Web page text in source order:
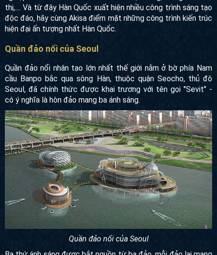
hoá, công nghiệp hoá và sửa chữa các cơ sở hạn tầng,
trung tâm đô thị,.... Và từ đây Hàn Quốc xuất hiện nhiều
công trình sáng tạo độc đáo, hãy cùng Akisa điểm mặt
Quốc.
Quần đảo nổi của Seoul
Quần đảo nổi nhân tạo lớn nhất thế giới nằm ở bờ phía
Nam cầu Banpo bắc qua sông Hàn, thuộc quận Seocho, thủ
đô Seoul, đã chính thức được khai trương với tên gọi
"Sevit" - có ý nghĩa là hòn đảo mang ba ánh sáng.